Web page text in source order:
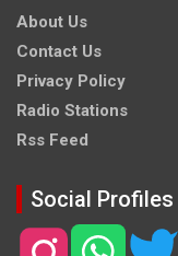
About Us
Contact Us
Privacy Policy
Radio Stations
Rss Feed
Social Profiles